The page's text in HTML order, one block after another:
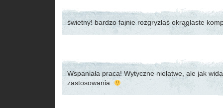
świetny! bardzo fajnie rozgryzłaś okrąglaste
Wspaniała praca! Wytyczne niełatwe, ale jak
zastosowania.